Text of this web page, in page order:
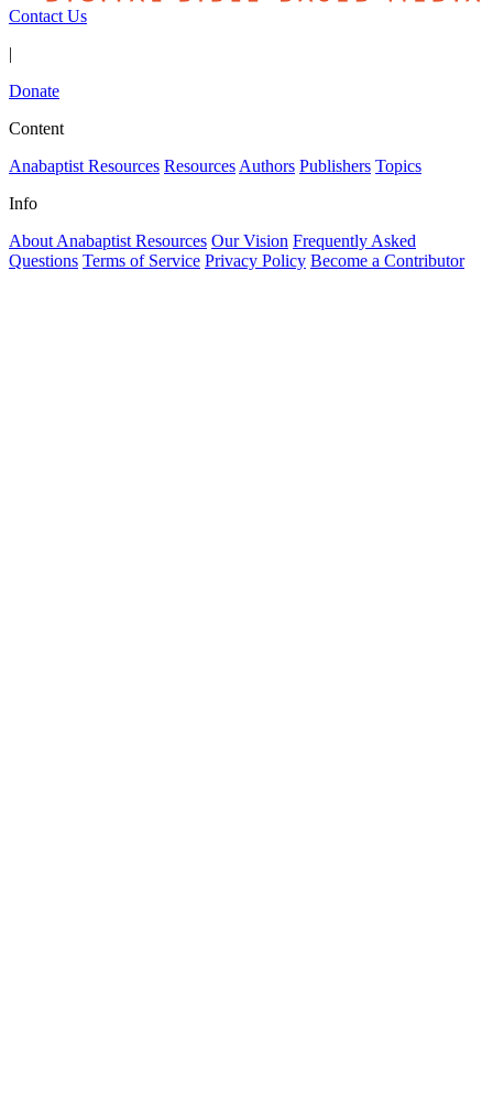
Contact Us
|
Donate
Content
Anabaptist Resources Resources Authors Publishers Topics
Info
About Anabaptist Resources Our Vision Frequently Asked
Questions Terms of Service Privacy Policy Become a Contributor